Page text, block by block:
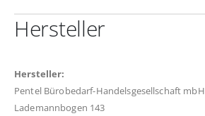
Hersteller
Hersteller:
Pentel Bürobedarf-Handelsgesellschaft mbH
Lademannbogen 143